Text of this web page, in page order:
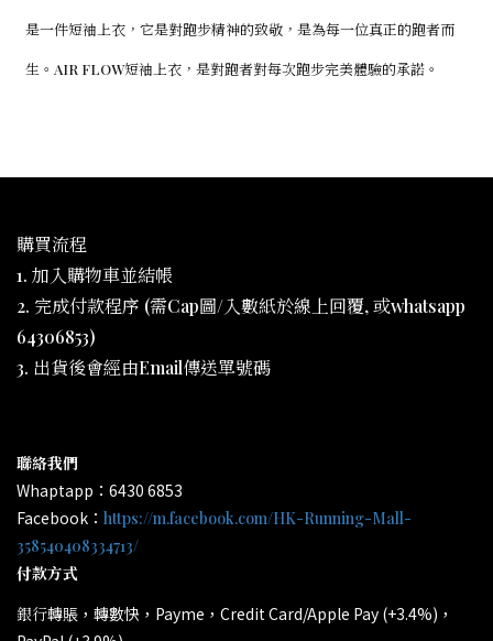
是一件短袖上衣，它是對跑步精神的致敬，是為每一位真正的跑者而
生。AIR FLOW短袖上衣，是對跑者對每次跑步完美體驗的承諾。
購買流程
1. 加入購物車並結帳
2. 完成付款程序 (需Cap圖/入數紙於線上回覆, 或whatsapp
64306853)
3. 出貨後會經由Email傳送單號碼
聯絡我們
Whaptapp：6430 6853
Facebook： https://m.facebook.com/HK-Running-Mall-
358540408334713/
付款方式
銀行轉賬，轉數快，Payme，Credit Card/Apple Pay (+3.4%)，